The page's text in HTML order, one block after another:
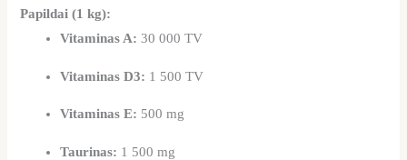
Papildai (1 kg):
Vitaminas A: 30 000 TV
Vitaminas D3: 1 500 TV
Vitaminas E: 500 mg
Taurinas: 1 500 mg